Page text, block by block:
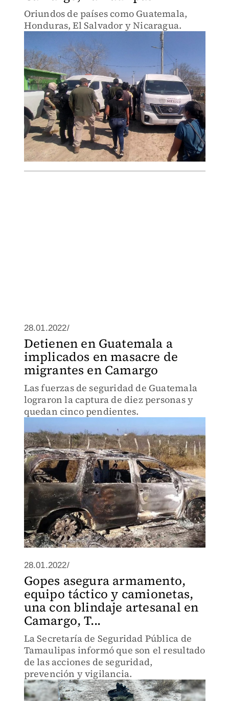
Oriundos de países como Guatemala,
Honduras, El Salvador y Nicaragua.
28.01.2022/
Detienen en Guatemala a
implicados en masacre de
migrantes en Camargo
Las fuerzas de seguridad de Guatemala
lograron la captura de diez personas y
quedan cinco pendientes.
28.01.2022/
Gopes asegura armamento,
equipo táctico y camionetas,
una con blindaje artesanal en
Camargo, T...
La Secretaría de Seguridad Pública de
Tamaulipas informó que son el resultado
de las acciones de seguridad,
prevención y vigilancia.